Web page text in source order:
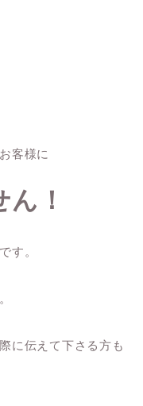
客様に
！
す。
に伝えて下さる方も